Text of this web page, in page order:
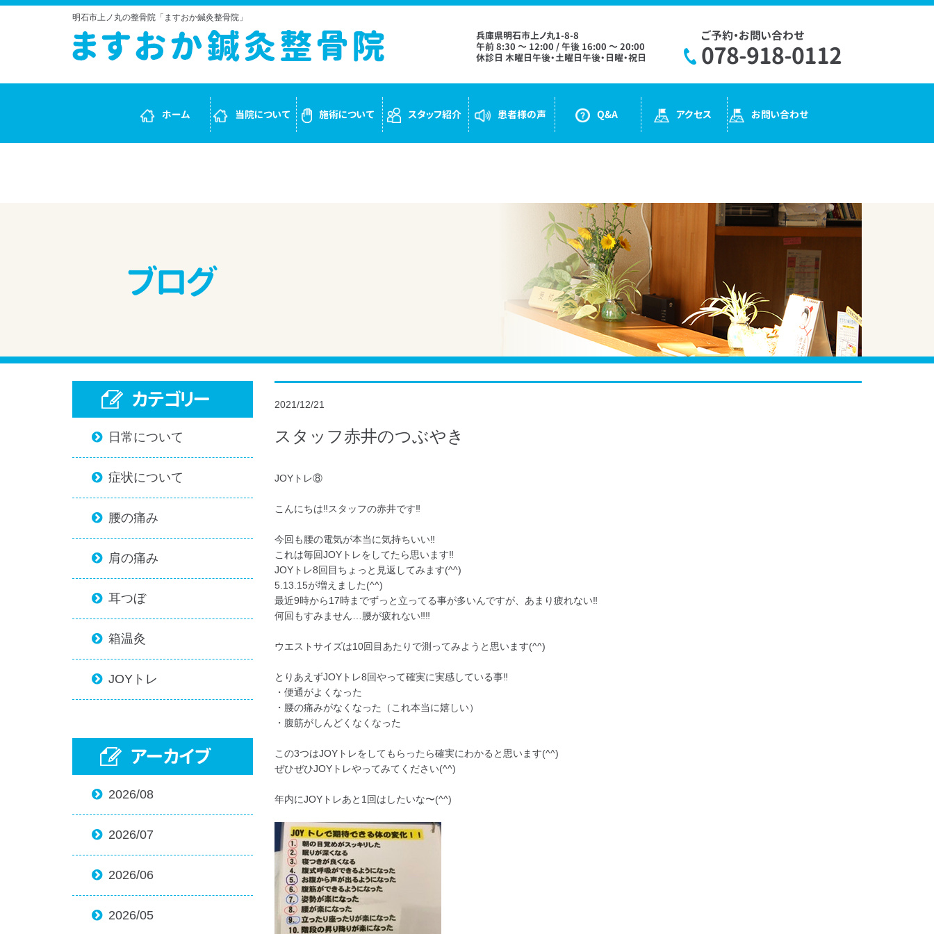
明石市上ノ丸の整骨院「ますおか鍼灸整骨院」
兵庫県明石市上ノ丸1-8-8
午前 8:30 ～ 12:00 / 午後 16:00 ～ 20:00
休診日 木曜日午後・土曜日午後・日曜・祝日
ご予約・お問い合わせ
078-918-0112
ホーム 当院について 施術について スタッフ紹介 患者様の声 Q&A アクセス お問い合わせ
ブログ
2021/12/21
スタッフ赤井のつぶやき
JOYトレ⑧
こんにちは‼︎スタッフの赤井です‼︎
今回も腰の電気が本当に気持ちいい‼︎
これは毎回JOYトレをしてたら思います‼︎
JOYトレ8回目ちょっと見返してみます(^^)
5.13.15が増えました(^^)
最近9時から17時までずっと立ってる事が多いんですが、あまり疲れない‼︎
何回もすみません…腰が疲れない‼︎‼︎
ウエストサイズは10回目あたりで測ってみようと思います(^^)
とりあえずJOYトレ8回やって確実に実感している事‼︎
・便通がよくなった
・腰の痛みがなくなった（これ本当に嬉しい）
・腹筋がしんどくなくなった
この3つはJOYトレをしてもらったら確実にわかると思います(^^)
ぜひぜひJOYトレやってみてください(^^)
年内にJOYトレあと1回はしたいな〜(^^)
カテゴリー
 日常について
 症状について
 腰の痛み
 肩の痛み
 耳つぼ
 箱温灸
 JOYトレ
アーカイブ
 2026/08
 2026/07
 2026/06
 2026/05